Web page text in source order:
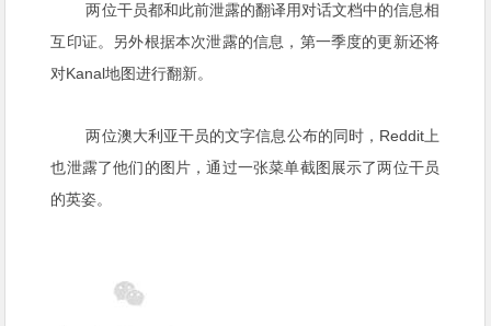
两位干员都和此前泄露的翻译用对话文档中的信息相
互印证。另外根据本次泄露的信息，第一季度的更新还将
对Kanal地图进行翻新。
两位澳大利亚干员的文字信息公布的同时， Reddit上
也泄露了他们的图片，通过一张菜单截图展示了两位干员
的英姿。